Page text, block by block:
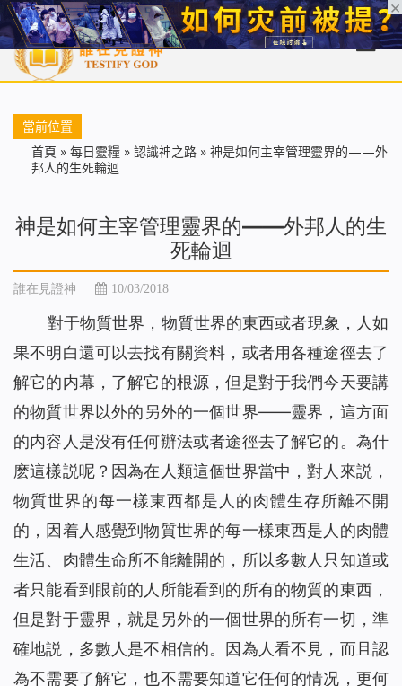
首頁 每日靈糧 天國福音 基督徒見證 信仰解答 聖經
當前位置
首頁 » 每日靈糧 » 認識神之路 » 神是如何主宰管理靈界的——外
邦人的生死輪迴
神是如何主宰管理靈界的——外邦人的生
死輪迴
誰在見證神 10/03/2018
對于物質世界，物質世界的東西或者現象，人如
果不明白還可以去找有關資料，或者用各種途徑去了
解它的内幕，了解它的根源，但是對于我們今天要講
的物質世界以外的另外的一個世界——靈界，這方面
的内容人是没有任何辦法或者途徑去了解它的。為什
麽這樣説呢？因為在人類這個世界當中，對人來説，
物質世界的每一樣東西都是人的肉體生存所離不開
的，因着人感覺到物質世界的每一樣東西是人的肉體
生活、肉體生命所不能離開的，所以多數人只知道或
者只能看到眼前的人所能看到的所有的物質的東西，
但是對于靈界，就是另外的一個世界的所有一切，準
確地説，多數人是不相信的。因為人看不見，而且認
為不需要了解它，也不需要知道它任何的情况，更何